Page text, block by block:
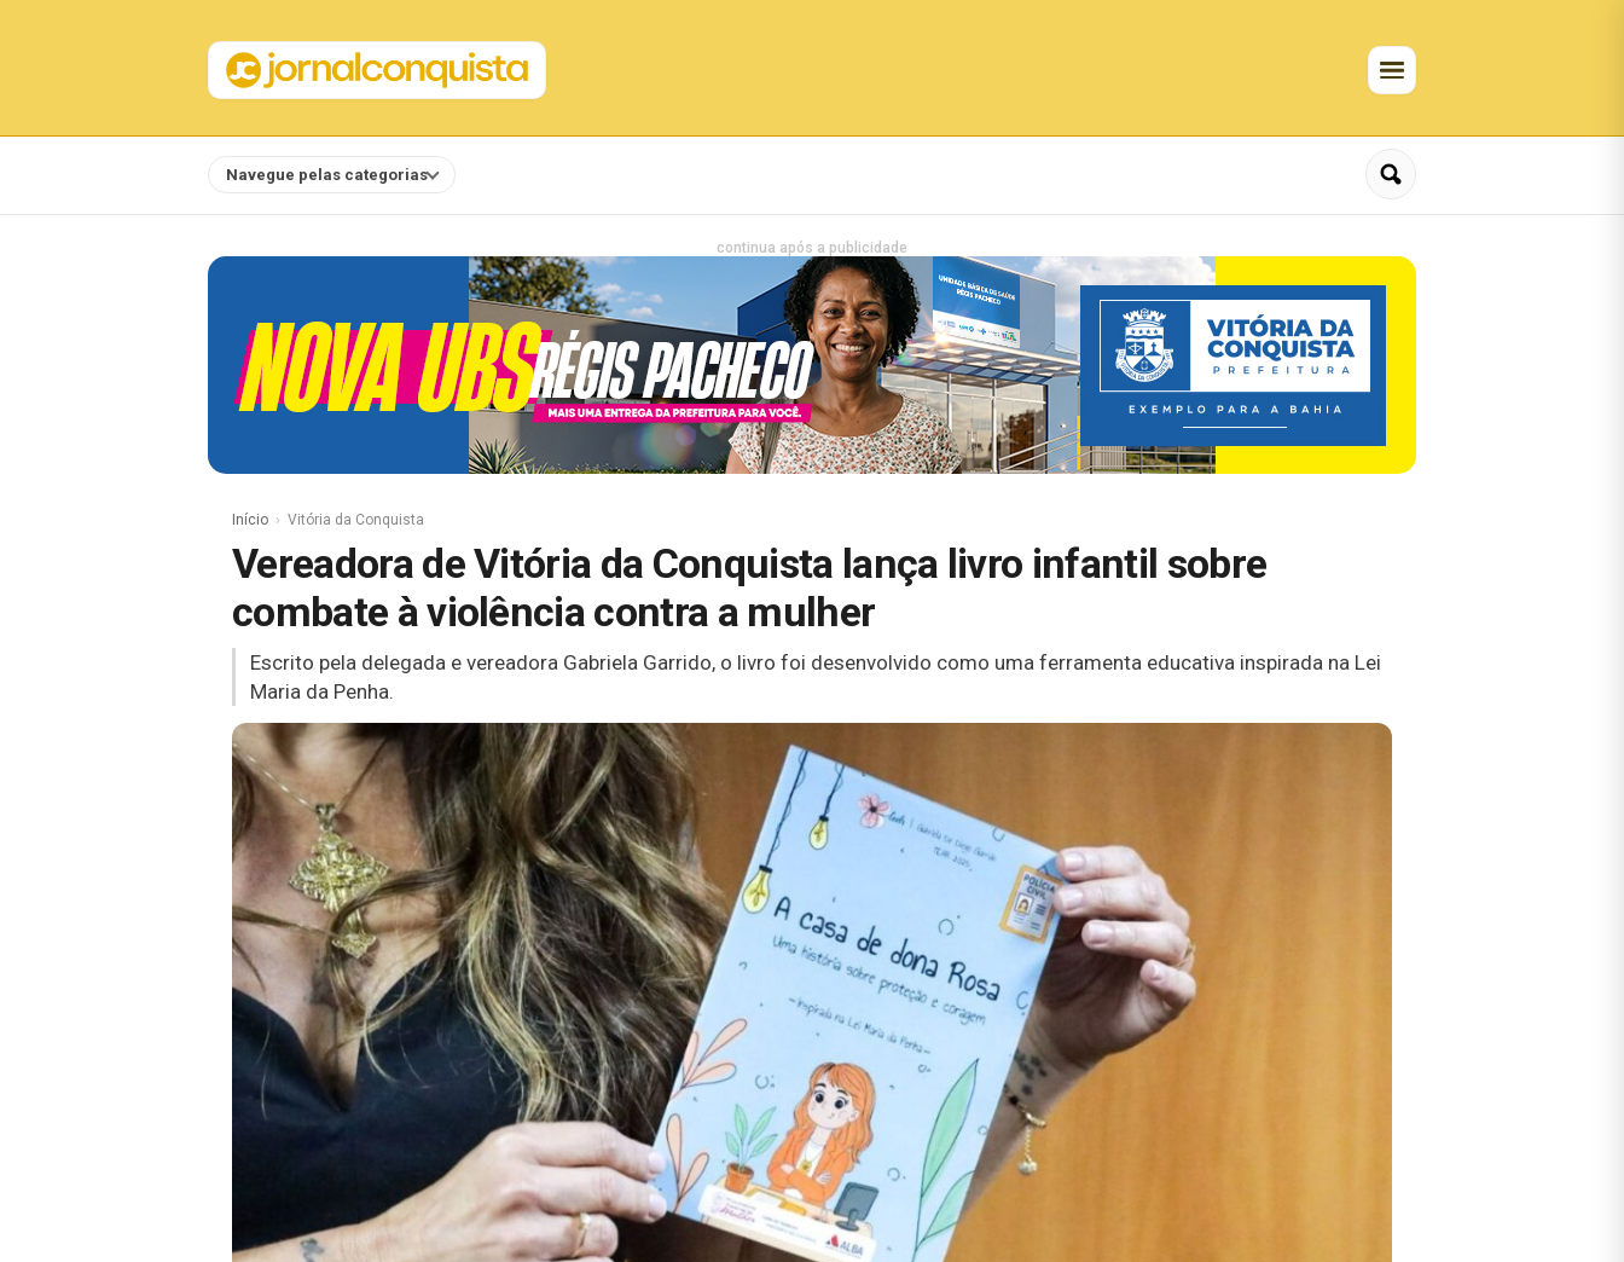
Navegue pelas categorias
continua após a publicidade
Início Vitória da Conquista
Vereadora de Vitória da Conquista lança livro infantil sobre
combate à violência contra a mulher
Escrito pela delegada e vereadora Gabriela Garrido, o livro foi desenvolvido como uma ferramenta educativa inspirada na Lei
Maria da Penha.